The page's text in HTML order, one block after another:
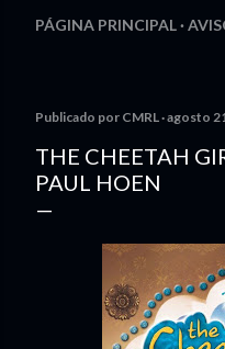
PÁGINA PRINCIPAL
Publicado por CMRL agosto
THE CHEETAH
PAUL HOEN